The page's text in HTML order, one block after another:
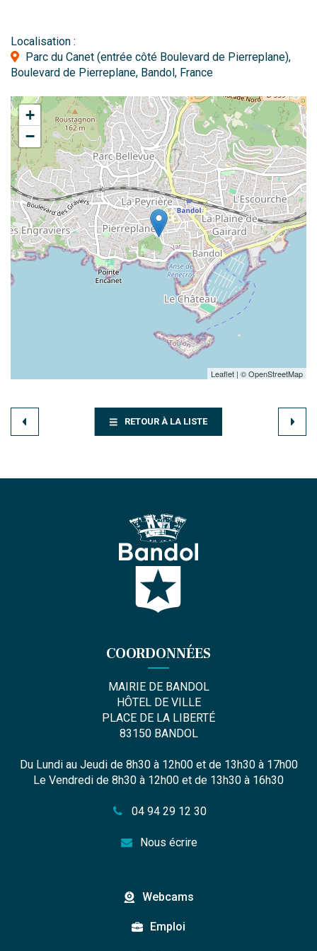
Localisation :
Parc du Canet (entrée côté Boulevard de Pierreplane),
Boulevard de Pierreplane, Bandol, France
+
−
Leaflet | ©OpenStreetMap
RETOUR À LA LISTE
COORDONNÉES
MAIRIE DE BANDOL
HÔTEL DE VILLE
PLACE DE LA LIBERTÉ
83150 BANDOL
Du Lundi au Jeudi de 8h30 à 12h00 et de 13h30 à 17h00
Le Vendredi de 8h30 à 12h00 et de 13h30 à 16h30
04 94 29 12 30
Nous écrire
Webcams
Emploi